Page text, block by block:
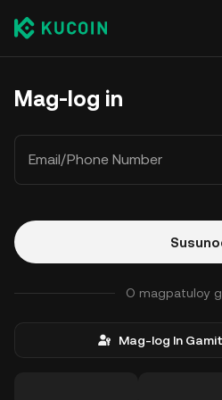
Mag-log in
Email/Phone Number
O magpatuloy
Mag-log In